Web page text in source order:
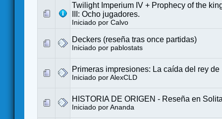
Twilight Imperium IV + Prophecy of the
III: Ocho jugadores.
Iniciado por Calvo
Deckers (reseña tras once partidas)
Iniciado por pablostats
Primeras impresiones: La caída del rey de
Iniciado por AlexCLD
HISTORIA DE ORIGEN - Reseña en
Iniciado por Ananda